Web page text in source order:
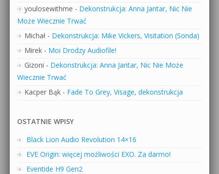
youlosewithme - Dekonstrukcja: Anna Jantar, Nic Nie
Może Wiecznie Trwać
Michał - Dekonstrukcja: Mike Vickers, Visitation (Sonda)
Mirek - Moi Drodzy Audiofile!
Gizoni - Dekonstrukcja: Anna Jantar, Nic Nie Może
Wiecznie Trwać
Kacper Bąk - Fade To Grey, Visage, dekonstrukcja
OSTATNIE WPISY
Black Lion Audio Revolution 14×16
EVE Origin: więcej możliwości EXO. Za darmo!
Eventide H9 Gen2